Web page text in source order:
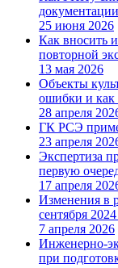
25 июня 2026
Как вносить
повторной
13 мая 2026
Объекты
ошибки и как
28 апреля
ГК РСЭ
23 апреля
Экспертиза
первую
17 апреля
Изменения в
сентября
7 апреля 2026
Инженерно-
при